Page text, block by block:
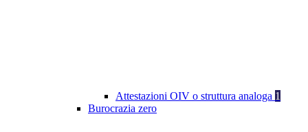
Attestazioni OIV o struttura analoga 1
Burocrazia zero